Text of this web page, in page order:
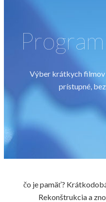
Výber krátkych filmov
prístupné,
čo je pamäť?
Rekonštrukcia a